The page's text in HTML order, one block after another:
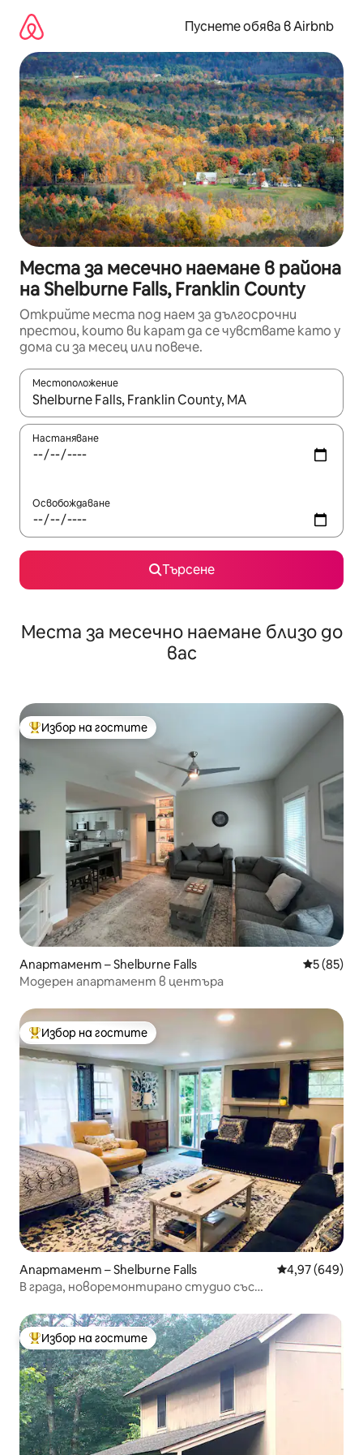
съдържанието
Пуснете обява в Airbnb
Места за месечно наемане в района
на Shelburne Falls, Franklin County
Открийте места под наем за дългосрочни
престои, които ви карат да се чувствате като у
дома си за месец или повече.
Местоположение
Когато резултатите се покажат, използвайте
Настаняване
Освобождаване
Търсене
Места за месечно наемане близо до
вас
Най-популярен избор на гостите
Избор на гостите
Апартамент – Shelburne Falls Средна
5 (85)
Модерен апартамент в центъра
Най-популярен избор на гостите
Избор на гостите
Апартамент – Shelburne Falls Средна
4,97 (649)
В града, новоремонтирано студио със
Най-популярен избор на гостите
Избор на гостите